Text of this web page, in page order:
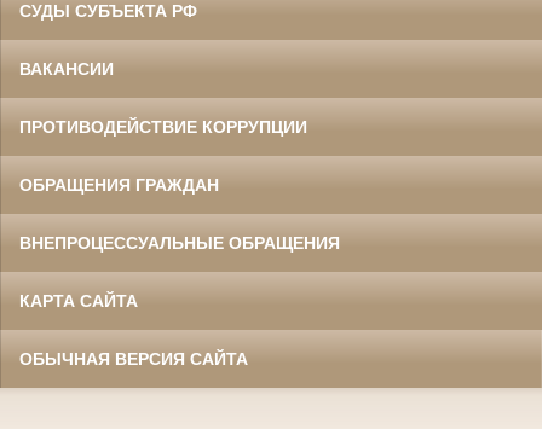
СУДЫ СУБЪЕКТА РФ
ВАКАНСИИ
ПРОТИВОДЕЙСТВИЕ КОРРУПЦИИ
ОБРАЩЕНИЯ ГРАЖДАН
ВНЕПРОЦЕССУАЛЬНЫЕ ОБРАЩЕНИЯ
КАРТА САЙТА
ОБЫЧНАЯ ВЕРСИЯ САЙТА